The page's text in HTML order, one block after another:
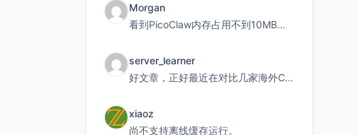
Morgan
看到PicoClaw内存占用不到10MB这个数据真的很惊喜，确实很适合我这种想用旧设备折腾AI的小白
server_learner
好文章，正好最近在对比几家海外CDN。文中提到CF免费版不支持自定义回源端口和HOST这个痛点太真实
xiaoz
尚不支持离线缓存运行。